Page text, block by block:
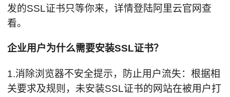
发的SSL证书只等你来，详情登陆阿里云官网查
看。
企业用户为什么需要安装SSL证书？
1.消除浏览器不安全提示，防止用户流失：根据相
关要求及规则，未安装SSL证书的网站在被用户打